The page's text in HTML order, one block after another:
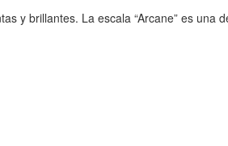
y brillantes. La escala “Arcane” es una